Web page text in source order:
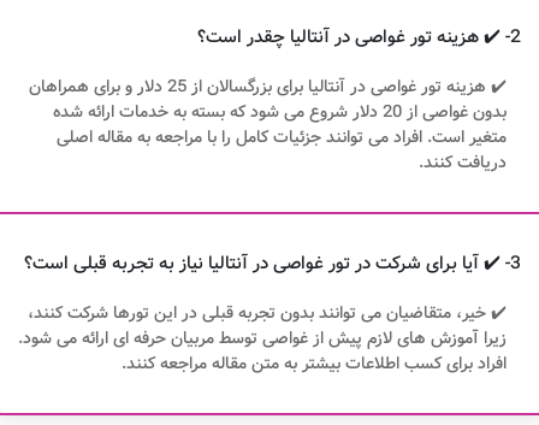
2- ✔️ هزینه تور غواصی در آنتالیا چقدر است؟
✔️ هزینه تور غواصی در آنتالیا برای بزرگسالان از 25 دلار و برای همراهان
بدون غواصی از 20 دلار شروع می شود که بسته به خدمات ارائه شده
متغیر است. افراد می توانند جزئیات کامل را با مراجعه به مقاله اصلی
دریافت کنند.
3- ✔️ آیا برای شرکت در تور غواصی در آنتالیا نیاز به تجربه قبلی است؟
✔️ خیر، متقاضیان می توانند بدون تجربه قبلی در این تورها شرکت کنند،
زیرا آموزش های لازم پیش از غواصی توسط مربیان حرفه ای ارائه می شود.
افراد برای کسب اطلاعات بیشتر به متن مقاله مراجعه کنند.